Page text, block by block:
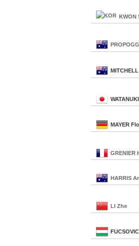
KWON
MITCHELL
WATANUKI
MAYER
GRENIER
HARRIS
LI Zhe